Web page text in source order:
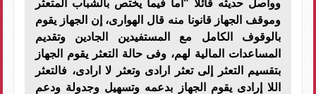
وواصل حديثه قائلا "أما فيما يختص بالشباب المتعثر
وموقف الجهاز قانونا منه قال الهوارى، إن الجهاز يقوم
بالوقوف الكامل مع المستفيدين الجادين وتقديم
المساعدات المالية لهم، وفى حالة التعثر يقوم الجهاز
بتقسيم التعثر إلى تعثر ارادى وتعثر لا ارادى، فالتعثر
اللا إرادى يقوم الجهاز بدعمه وتسهيل وجدولة ودعم